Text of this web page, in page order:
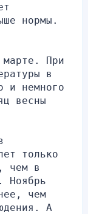
нормы.
При
в
и немного
весны
только
чем в
Ноябрь
чем
А